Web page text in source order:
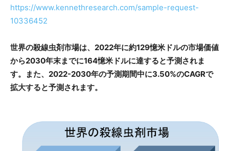
https://www.kennethresearch.com/sample-request-
10336452
世界の殺線虫剤市場は、2022年に約129憶米ドルの市場価値
から2030年末までに164憶米ドルに達すると予測されま
す。また、2022-2030年の予測期間中に3.50%のCAGRで
拡大すると予測されます。